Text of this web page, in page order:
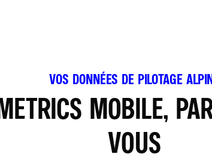
VOS DONNÉES DE PILOTAGE
MOBILE,
VOUS